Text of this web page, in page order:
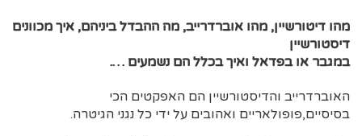
מהו דיטורשיין, מהו אוברדרייב, מה ההבדל ביניהם, איך מכוונים
דיסטורשיין
במגבר או בפדאל ואיך בכלל הם נשמעים ….
האוברדרייב והדיסטורשיין הם האפקטים הכי
בסיסיים,פופולאריים ואהובים על ידי כל נגני הגיטרה.